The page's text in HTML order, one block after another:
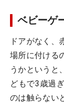
ベビーゲ
ドアがなく、
場所に付ける
うかというと
どもで3歳過
のは触らない